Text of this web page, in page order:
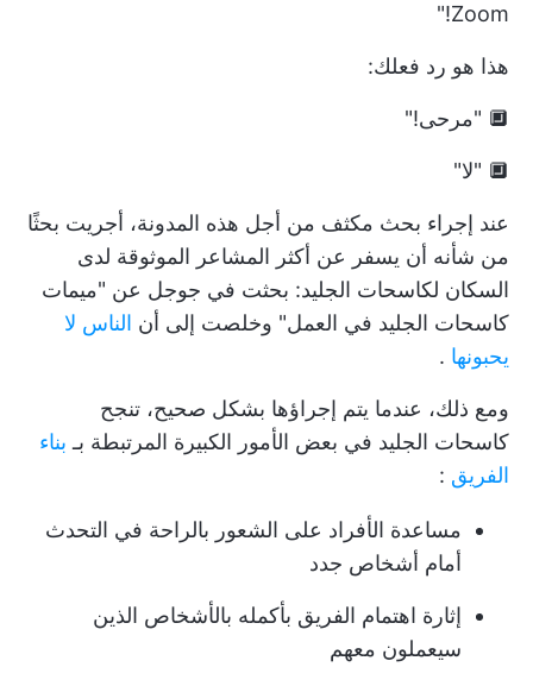
Zoom!"
هذا هو رد فعلك:
🔲 "مرحى!"
🔲 "لا"
عند إجراء بحث مكثف من أجل هذه المدونة، أجريت بحثًا
من شأنه أن يسفر عن أكثر المشاعر الموثوقة لدى
السكان لكاسحات الجليد: بحثت في جوجل عن "ميمات
كاسحات الجليد في العمل" وخلصت إلى أن الناس لا
يحبونها .
ومع ذلك، عندما يتم إجراؤها بشكل صحيح، تنجح
كاسحات الجليد في بعض الأمور الكبيرة المرتبطة بـ بناء
الفريق :
مساعدة الأفراد على الشعور بالراحة في التحدث
أمام أشخاص جدد
إثارة اهتمام الفريق بأكمله بالأشخاص الذين
سيعملون معهم